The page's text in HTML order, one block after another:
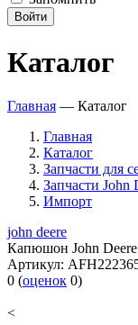
Войти
Каталог
Главная — Каталог
Главная
Каталог
Запчасти для
Запчасти John
Импорт
john deere
Капюшон John
Артикул:
0 (оценок 0)
<